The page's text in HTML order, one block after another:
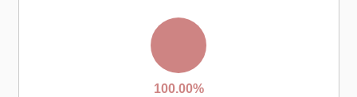
Capacità di accettare la responsabilità
100.00%